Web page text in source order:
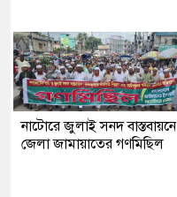
নাটোরে জুলাই সনদ বাস্তবায়নে
জেলা জামায়াতের গণমিছিল